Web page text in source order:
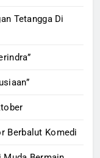
Tetangga Di
Berbalut Komedi